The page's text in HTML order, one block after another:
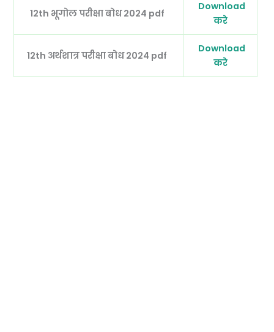
12th भूगोल परीक्षा बोध 2024 pdf
Download
करे
12th अर्थशात्र परीक्षा बोध 2024 pdf
Download
करे